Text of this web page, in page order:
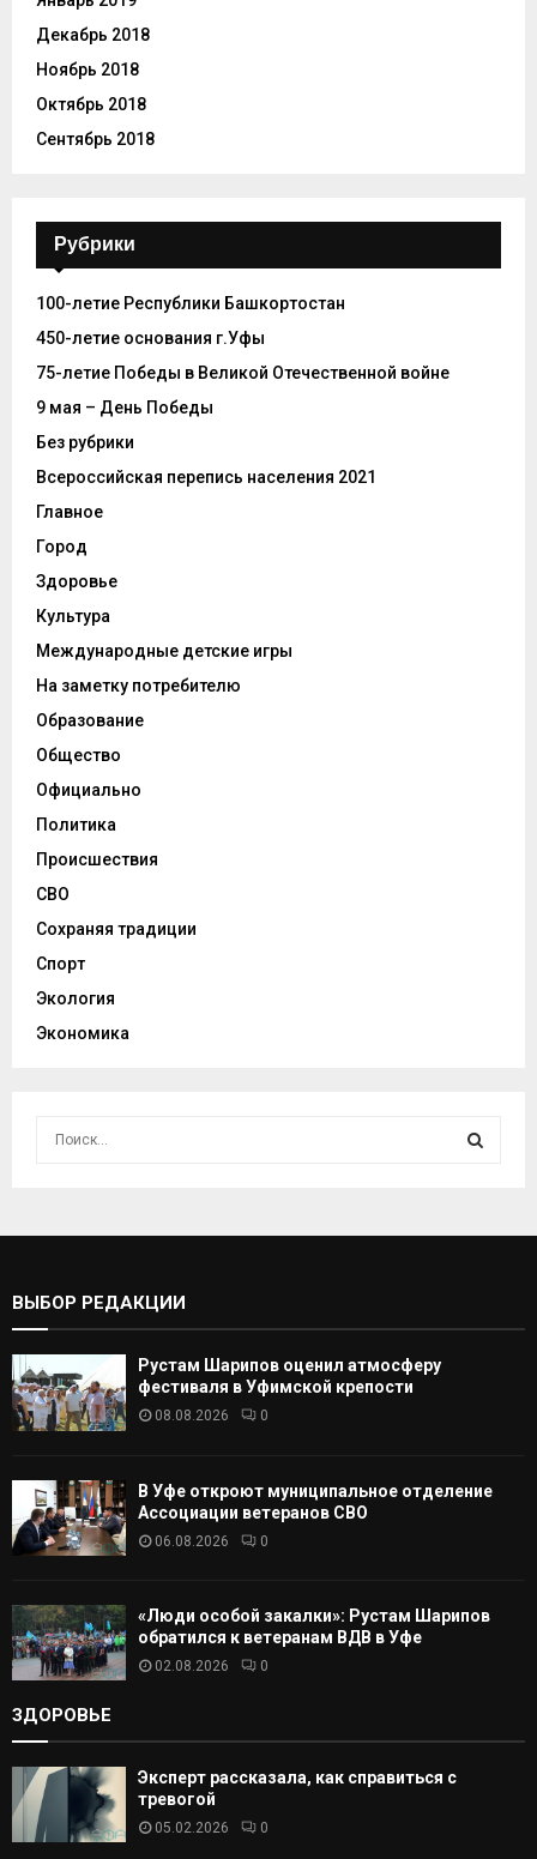
Декабрь 2018
Ноябрь 2018
Октябрь 2018
Сентябрь 2018
Рубрики
100-летие Республики Башкортостан
450-летие основания г.Уфы
75-летие Победы в Великой Отечественной войне
9 мая – День Победы
Без рубрики
Всероссийская перепись населения 2021
Главное
Город
Здоровье
Культура
Международные детские игры
На заметку потребителю
Образование
Общество
Официально
Политика
Происшествия
СВО
Сохраняя традиции
Спорт
Экология
Экономика
С
А
ВЫБОР РЕДАКЦИИ
Рустам Шарипов оценил атмосферу
фестиваля в Уфимской крепости
08.08.2026 0
В Уфе откроют муниципальное отделение
Ассоциации ветеранов СВО
06.08.2026 0
«Люди особой закалки»: Рустам Шарипов
обратился к ветеранам ВДВ в Уфе
02.08.2026 0
ЗДОРОВЬЕ
Эксперт рассказала, как справиться с
тревогой
05.02.2026 0